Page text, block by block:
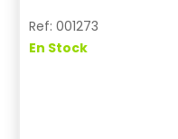
Ref: 001273
En Stock